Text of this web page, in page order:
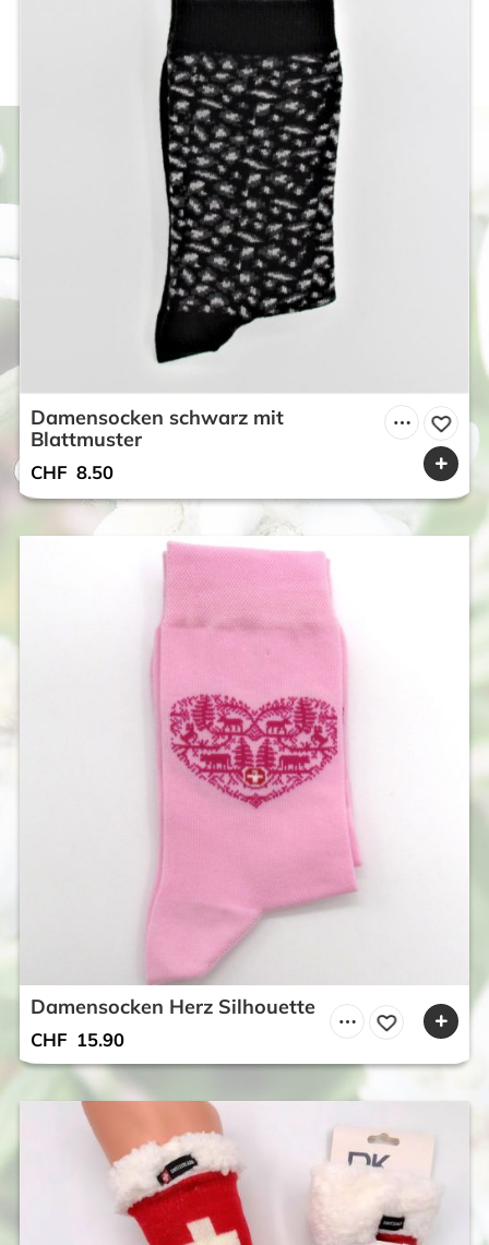
Damensocken schwarz mit
Blattmuster
CHF 8.50
Damensocken Herz Silhouette
CHF 15.90